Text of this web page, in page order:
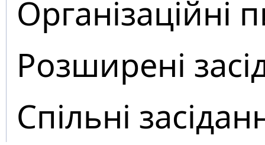
Організаційні
Розширені
Спільні